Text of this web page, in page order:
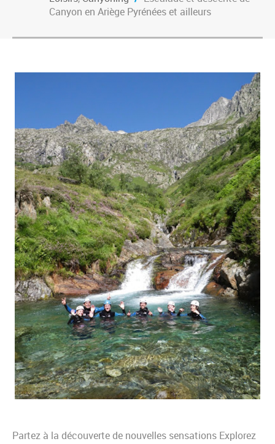
Canyon en Ariège Pyrénées et ailleurs
Partez à la découverte de nouvelles sensations Explorez